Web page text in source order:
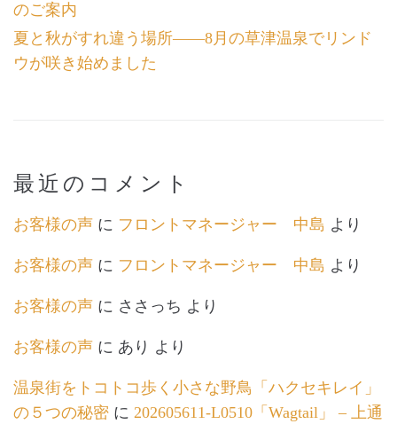
のご案内
夏と秋がすれ違う場所――8月の草津温泉でリンド
ウが咲き始めました
最近のコメント
お客様の声 に フロントマネージャー 中島 より
お客様の声 に フロントマネージャー 中島 より
お客様の声 に ささっち より
お客様の声 に あり より
温泉街をトコトコ歩く小さな野鳥「ハクセキレイ」
の５つの秘密 に 202605611-L0510「Wagtail」 – 上通